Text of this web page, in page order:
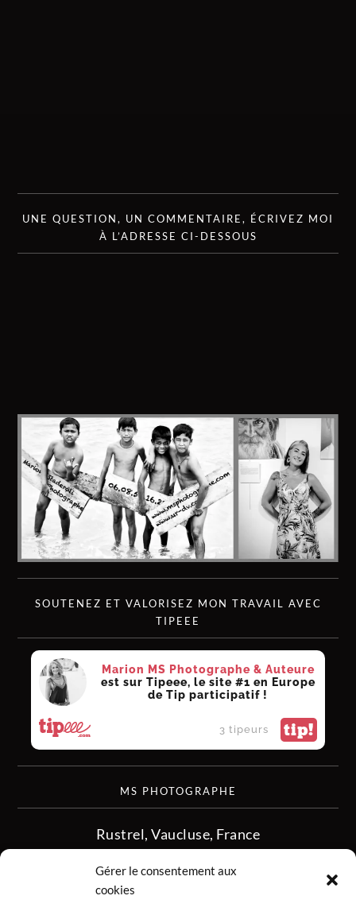
Gérer le consentement aux
cookies
UNE QUESTION, UN COMMENTAIRE, ÉCRIVEZ MOI
À L’ADRESSE CI-DESSOUS
SOUTENEZ ET VALORISEZ MON TRAVAIL AVEC
TIPEEE
Marion MS Photographe & Auteure
est sur Tipeee, le site #1 en Europe
de Tip participatif !
3 tipeurs tip!
MS PHOTOGRAPHE
Rustrel, Vaucluse, France
06.08.50.16.28